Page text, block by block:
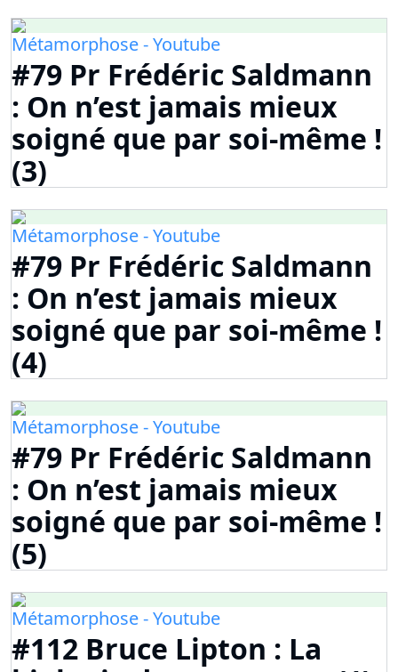
Métamorphose - Youtube
#79 Pr Frédéric Saldmann
: On n’est jamais mieux
soigné que par soi-même !
(3)
Métamorphose - Youtube
#79 Pr Frédéric Saldmann
: On n’est jamais mieux
soigné que par soi-même !
(4)
Métamorphose - Youtube
#79 Pr Frédéric Saldmann
: On n’est jamais mieux
soigné que par soi-même !
(5)
Métamorphose - Youtube
#112 Bruce Lipton : La